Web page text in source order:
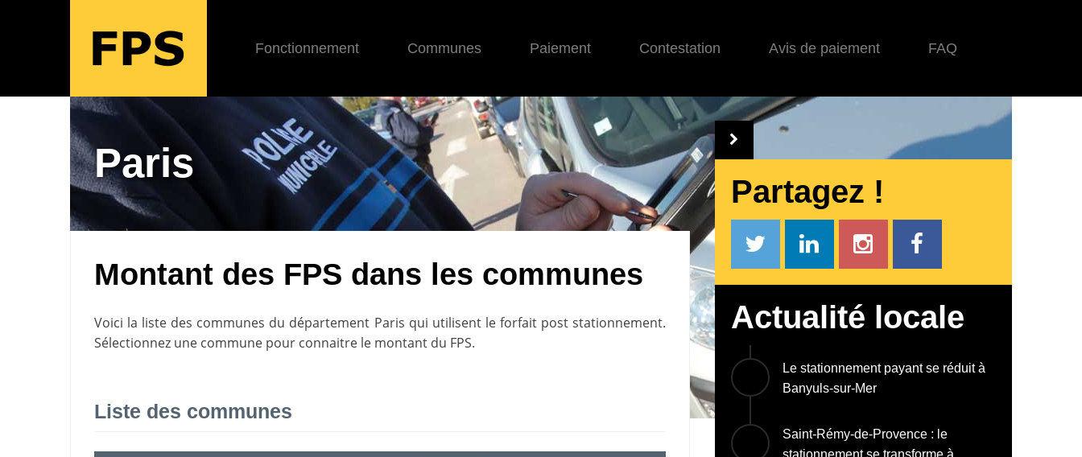
Fonctionnement Communes Paiement Contestation Avis de paiement FAQ
Paris
Montant des FPS dans les communes
Voici la liste des communes du département Paris qui utilisent le forfait post stationnement.
Sélectionnez une commune pour connaitre le montant du FPS.
Liste des communes
Partagez !
Actualité locale
Le stationnement payant se réduit à
Banyuls-sur-Mer
Saint-Rémy-de-Provence : le
stationnement se transforme à